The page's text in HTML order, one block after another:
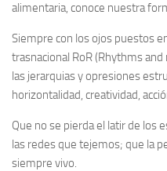
alimentaria, conoce nuestra
Siempre con los ojos puestos
trasnacional RoR (Rhythms
las jerarquias y opresiones
horizontalidad, creatividad,
Que no se pierda el latir de los
las redes que tejemos; que la
siempre vivo.